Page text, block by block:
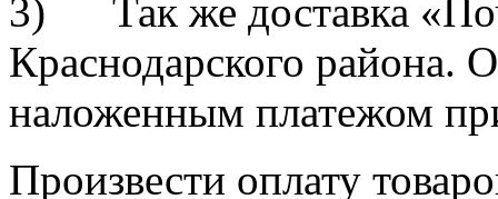
3) Так же доставка
Краснодарского района.
наложенным платежом
Произвести оплату